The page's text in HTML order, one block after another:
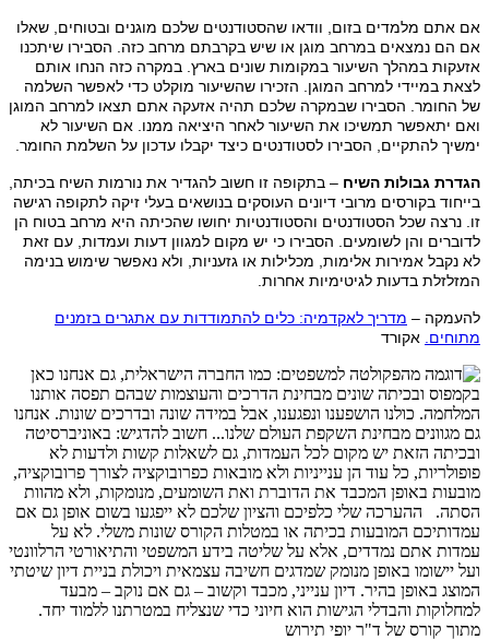
אם אתם מלמדים בזום, וודאו שהסטודנטים שלכם מוגנים ובטוחים, שאלו
אם הם נמצאים במרחב מוגן או שיש בקרבתם מרחב כזה. הסבירו שיתכנו
אזעקות במהלך השיעור במקומות שונים בארץ. במקרה כזה הנחו אותם
לצאת במיידי למרחב המוגן. הזכירו שהשיעור מוקלט כדי לאפשר השלמה
של החומר. הסבירו שבמקרה שלכם תהיה אזעקה אתם תצאו למרחב המוגן
ואם יתאפשר תמשיכו את השיעור לאחר היציאה ממנו. אם השיעור לא
ימשיך להתקיים, הסבירו לסטודנטים כיצד יקבלו עדכון על השלמת החומר.
הגדרת גבולות השיח – בתקופה זו חשוב להגדיר את נורמות השיח בכיתה,
בייחוד בקורסים מרובי דיונים העוסקים בנושאים בעלי זיקה לתקופה רגישה
זו. נרצה שכל הסטודנטים והסטודנטיות יחושו שהכיתה היא מרחב בטוח הן
לדוברים והן לשומעים. הסבירו כי יש מקום למגוון דעות ועמדות, עם זאת
לא נקבל אמירות אלימות, מכלילות או גזעניות, ולא נאפשר שימוש בנימה
המזלזלת בדעות לגיטימיות אחרות.
להעמקה – מדריך לאקדמיה: כלים להתמודדות עם אתגרים בזמנים
מתוחים. אקורד